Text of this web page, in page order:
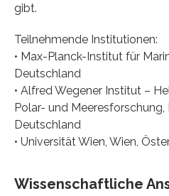
gibt.
Teilnehmende Institutionen:
• Max-Planck-Institut für
Deutschland
• Alfred Wegener Institut –
Polar- und Meeresforschung,
Deutschland
• Universität Wien, Wien,
Wissenschaftliche